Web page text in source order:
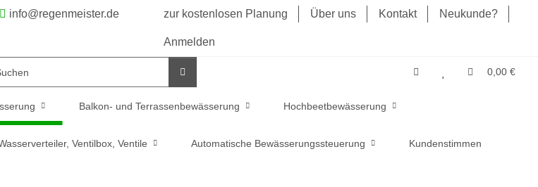
info@regenmeister.de zur kostenlosen Planung Über uns Kontakt Neukunde?
Anmelden
0,00 €
Balkon- und Terrassenbewässerung Hochbeetbewässerung
Ventilbox, Ventile Automatische Bewässerungssteuerung Kundenstimmen